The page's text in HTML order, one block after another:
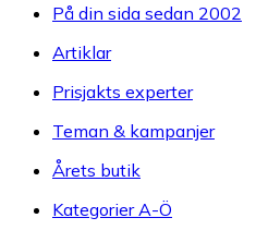
På din sida sedan 2002
Artiklar
Prisjakts experter
Teman & kampanjer
Årets butik
Kategorier A-Ö